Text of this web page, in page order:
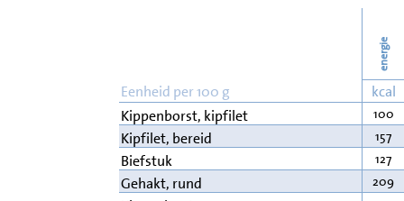
energie
Eenheid per 100 g kcal
Kippenborst, kipfilet
100
Kipfilet, bereid 157
Biefstuk 127
Gehakt, rund 209